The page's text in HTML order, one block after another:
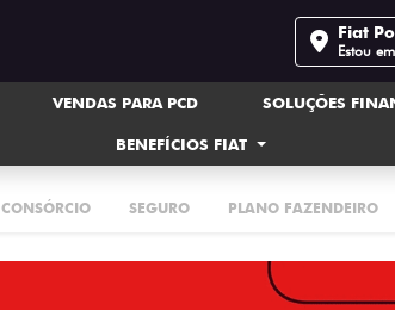
Fiat
Estou
VENDAS PARA PCD SOLUÇÕES
BENEFÍCIOS FIAT
CONSÓRCIO SEGURO PLANO FAZENDEIRO